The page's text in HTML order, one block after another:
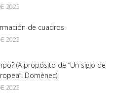
2025
de cuadros
2025
(A propósito de “Un siglo de
Domènec).
2025